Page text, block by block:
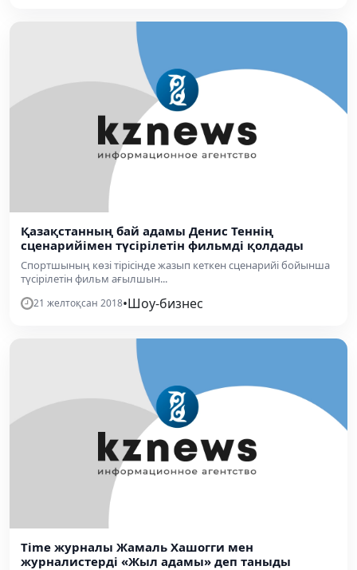
Қазақстанның бай адамы Денис Теннің
сценарийімен түсірілетін фильмді қолдады
Спортшының көзі тірісінде жазып кеткен сценарийі бойынша
түсірілетін фильм ағылшын...
21 желтоқсан 2018•Шоу-бизнес
Time журналы Жамаль Хашогги мен
журналистерді «Жыл адамы» деп таныды